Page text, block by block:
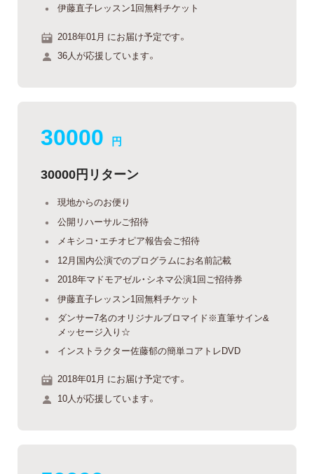
伊藤直子レッスン1回無料チケット
2018年01月 にお届け予定です。
36人が応援しています。
30000 円
30000円リターン
現地からのお便り
公開リハーサルご招待
メキシコ・エチオピア報告会ご招待
12月国内公演でのプログラムにお名前記載
2018年マドモアゼル・シネマ公演1回ご招待券
伊藤直子レッスン1回無料チケット
ダンサー7名のオリジナルブロマイド※直筆サイン&
メッセージ入り☆
インストラクター佐藤郁の簡単コアトレDVD
2018年01月 にお届け予定です。
10人が応援しています。